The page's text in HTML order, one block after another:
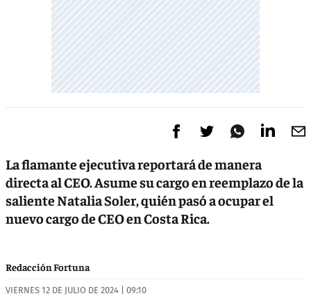
La flamante ejecutiva reportará de manera
directa al CEO. Asume su cargo en reemplazo de la
saliente Natalia Soler, quién pasó a ocupar el
nuevo cargo de CEO en Costa Rica.
Redacción Fortuna
VIERNES 12 DE JULIO DE 2024 | 09:10